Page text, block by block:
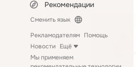
Рекомендации
Сменить язык
Рекламодателям Помощь
Новости Ещё
Мы применяем